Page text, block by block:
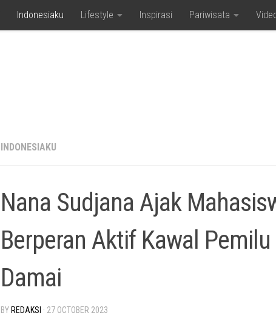
Indonesiaku Lifestyle Inspirasi Pariwisata
INDONESIAKU
Nana Sudjana Ajak
Berperan Aktif Kawal Pemilu
Damai
BY REDAKSI · 27 OCTOBER 2023